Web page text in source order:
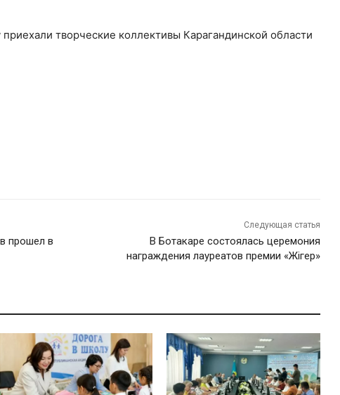
творческие коллективы Карагандинской области
прошел в
Следующая статья
В Ботакаре состоялась церемония
награждения лауреатов премии «Жігер»